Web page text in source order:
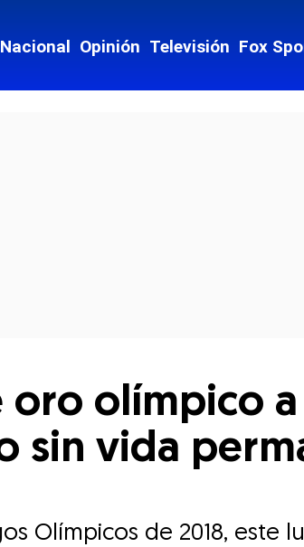
Nacional Opinión Televisión Fox
olímpico a
sin vida
Olímpicos de 2018, este